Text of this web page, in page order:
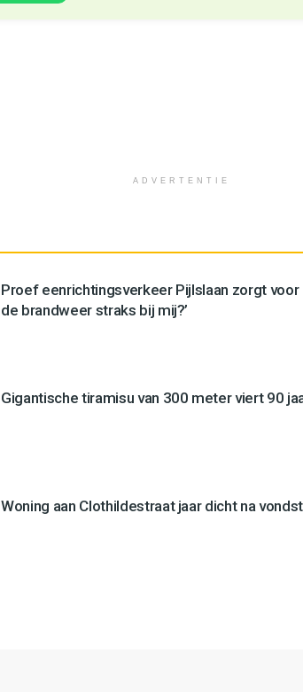
ADVERTENTIE
Proef eenrichtingsverkeer Pijlslaan zorgt
de brandweer straks bij mij?’
Gigantische tiramisu van 300 meter viert 90
Woning aan Clothildestraat jaar dicht na